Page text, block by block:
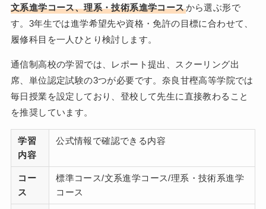
文系進学コース、理系・技術系進学コースから選ぶ形で
す。3年生では進学希望先や資格・免許の目標に合わせて、
履修科目を一人ひとり検討します。
通信制高校の学習では、レポート提出、スクーリング出
席、単位認定試験の3つが必要です。奈良甘樫高等学院では
毎日授業を設定しており、登校して先生に直接教わること
を推奨しています。
学習
内容
公式情報で確認できる内容
コー
ス
標準コース/文系進学コース/理系・技術系進学
コース